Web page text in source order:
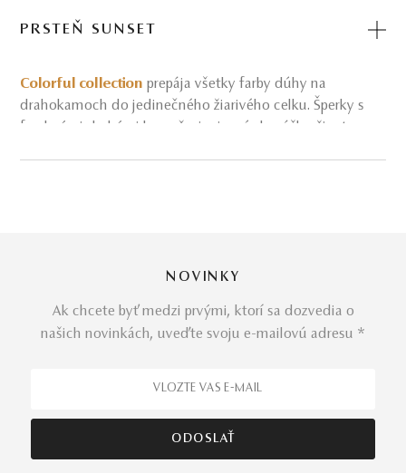
PRSTEŇ SUNSET
Colorful collection prepája všetky farby dúhy na
drahokamoch do jedinečného žiarivého celku. Šperky s
farebnými drahými kameňmi prinesú do vášho života
variácie šperku–
elegantným modrým topásom alebo prsteň vo
šperky do súpravy–náušnice
NOVINKY
Ak chcete byť medzi prvými, ktorí sa dozvedia o
našich novinkách, uveďte svoju e-mailovú adresu *